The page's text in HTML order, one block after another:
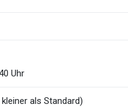
Uhr
als Standard)